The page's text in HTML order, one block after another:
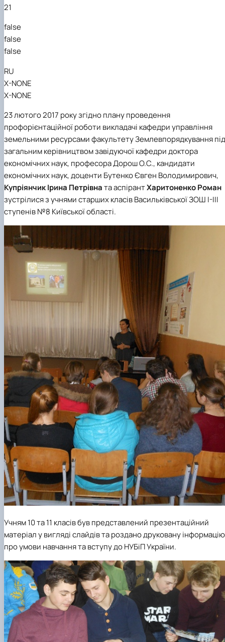
21
false
false
false
RU
X-NONE
X-NONE
23 лютого 2017 року згідно плану проведення
профорієнтаційної роботи викладачі кафедри управління
земельними ресурсами факультету Землевпорядкування під
загальним керівництвом завідуючої кафедри доктора
економічних наук, професора Дорош О.С., кандидати
економічних наук, доценти Бутенко Євген Володимирович,
Купріянчик Ірина Петрівната аспірантХаритоненко Роман
зустрілися з учнями старших класів Васильківської ЗОШ І-ІІІ
ступенів №8 Київської області.
Учням 10 та 11 класів був представлений презентаційний
матеріал у вигляді слайдів та роздано друковану інформацію
про умови навчання та вступу до НУБіП України.